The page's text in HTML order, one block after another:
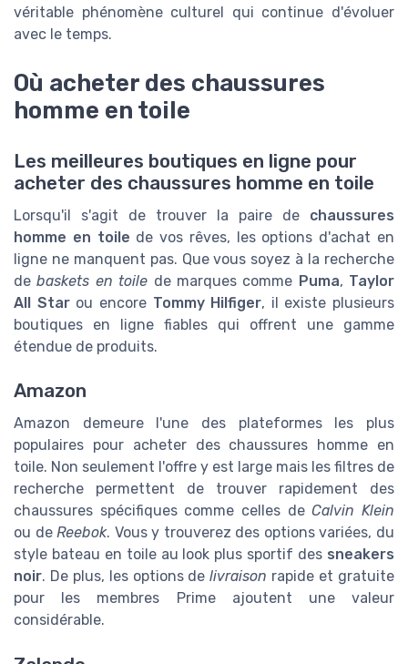
véritable phénomène culturel qui continue d'évoluer
avec le temps.
Où acheter des chaussures
homme en toile
Les meilleures boutiques en ligne pour
acheter des chaussures homme en toile
Lorsqu'il s'agit de trouver la paire de chaussures
homme en toile de vos rêves, les options d'achat en
ligne ne manquent pas. Que vous soyez à la recherche
debaskets en toile de marques comme Puma, Taylor
All Starou encore Tommy Hilfiger, il existe plusieurs
boutiques en ligne fiables qui offrent une gamme
étendue de produits.
Amazon
Amazon demeure l'une des plateformes les plus
populaires pour acheter des chaussures homme en
toile. Non seulement l'offre y est large mais les filtres de
recherche permettent de trouver rapidement des
chaussures spécifiques comme celles deCalvin Klein
ou deReebok. Vous y trouverez des options variées, du
style bateau en toile au look plus sportif des sneakers
noir. De plus, les options delivraison rapide et gratuite
pour les membres Prime ajoutent une valeur
considérable.